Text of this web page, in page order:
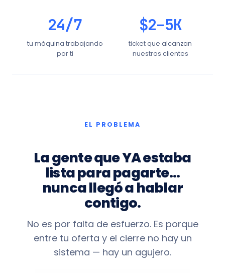
24/7
tu máquina trabajando
por ti
$2–5K
ticket que alcanzan
nuestros clientes
EL PROBLEMA
La gente que YA estaba
lista para pagarte…
nunca llegó a hablar
contigo.
No es por falta de esfuerzo. Es porque
entre tu oferta y el cierre no hay un
sistema — hay un agujero.